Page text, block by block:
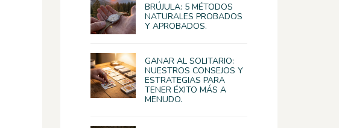
BRÚJULA: 5 MÉTODOS
NATURALES PROBADOS
Y APROBADOS.
GANAR AL SOLITARIO:
NUESTROS CONSEJOS Y
ESTRATEGIAS PARA
TENER ÉXITO MÁS A
MENUDO.